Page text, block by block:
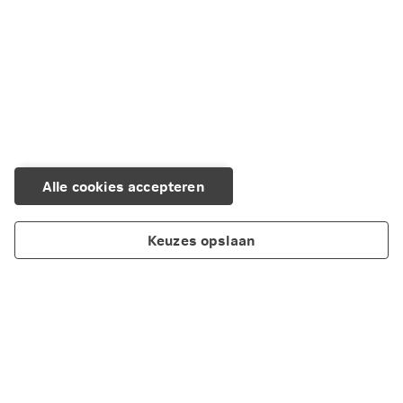
Alle cookies accepteren
Keuzes opslaan